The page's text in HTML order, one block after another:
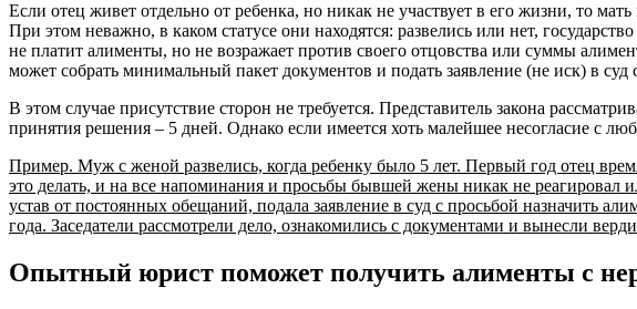
Если отец живет отдельно от ребенка, но никак не участвует в его жизни, то
При этом неважно, в каком статусе они находятся: развелись или нет,
не платит алименты, но не возражает против своего отцовства или суммы
может собрать минимальный пакет документов и подать заявление (не иск) в суд
В этом случае присутствие сторон не требуется. Представитель закона
принятия решения – 5 дней. Однако если имеется хоть малейшее несогласие с
Пример. Муж с женой развелись, когда ребенку было 5 лет. Первый год отец
это делать, и на все напоминания и просьбы бывшей жены никак не реагировал
устав от постоянных обещаний, подала заявление в суд с просьбой назначить
года. Заседатели рассмотрели дело, ознакомились с документами и вынесли
Опытный юрист поможет получить алименты с